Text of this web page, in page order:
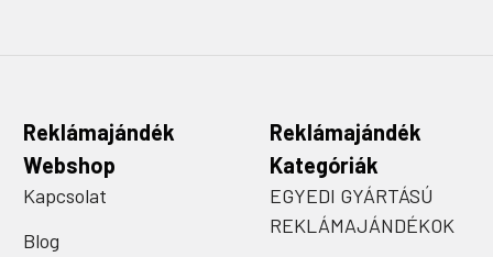
Reklámajándék
Webshop
Kapcsolat
Blog
Reklámajándék
Kategóriák
EGYEDI GYÁRTÁSÚ
REKLÁMAJÁNDÉKOK